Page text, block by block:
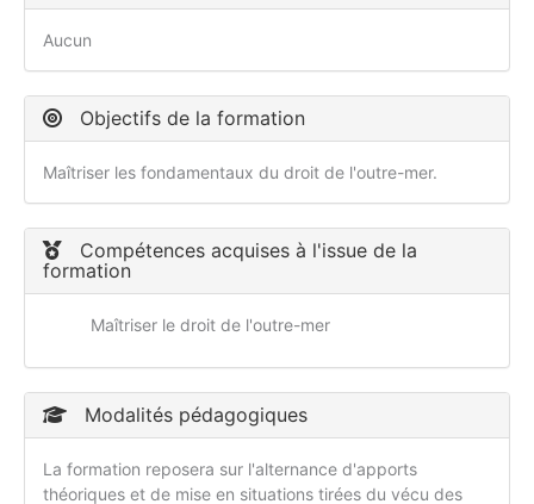
Aucun
Objectifs de la formation
Maîtriser les fondamentaux du droit de l'outre-mer.
Compétences acquises à l'issue de la
formation
Maîtriser le droit de l'outre-mer
Modalités pédagogiques
La formation reposera sur l'alternance d'apports
théoriques et de mise en situations tirées du vécu des